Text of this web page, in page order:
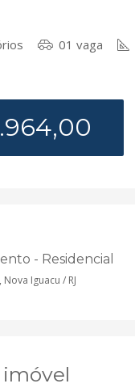
01 vaga
- Residencial
Iguacu / RJ
imóvel